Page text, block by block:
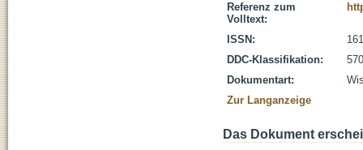
Referenz zum
Volltext:
ISSN:
DDC-Klassifikation:
Dokumentart:
Zur Langanzeige
Das Dokument